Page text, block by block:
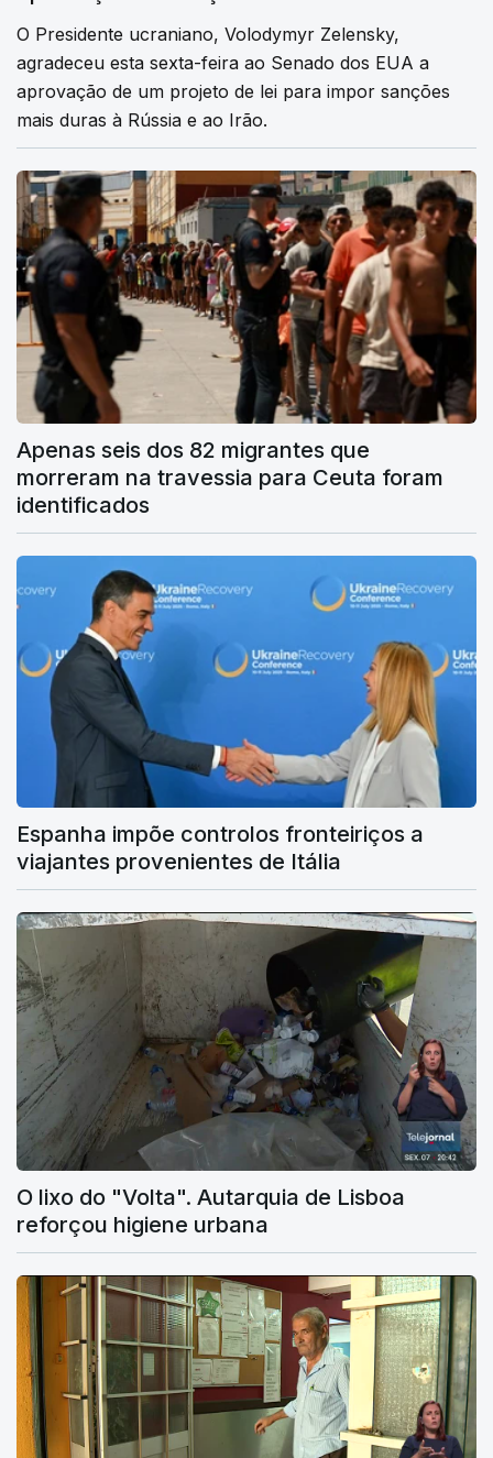
O Presidente ucraniano, Volodymyr Zelensky,
agradeceu esta sexta-feira ao Senado dos EUA a
aprovação de um projeto de lei para impor sanções
mais duras à Rússia e ao Irão.
Apenas seis dos 82 migrantes que
morreram na travessia para Ceuta foram
identificados
Espanha impõe controlos fronteiriços a
viajantes provenientes de Itália
O lixo do "Volta". Autarquia de Lisboa
reforçou higiene urbana